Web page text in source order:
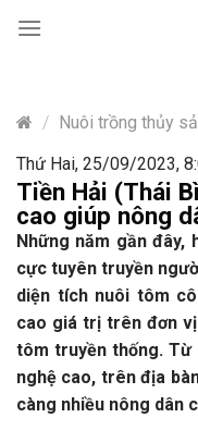
content
/ Nuôi trồng thủy
Thứ Hai, 25/09/2023,
Tiền Hải (Thái
cao giúp nông
Những năm gần đây,
cực tuyên truyền
diện tích nuôi tôm
cao giá trị trên đơn
tôm truyền thống. Từ
nghệ cao, trên địa
càng nhiều nông dân